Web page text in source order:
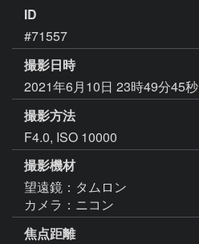
ID
#71557
撮影日時
2021年6月10日 23時49分45秒
撮影方法
F4.0, ISO 10000
撮影機材
望遠鏡：タムロン
カメラ：ニコン
焦点距離